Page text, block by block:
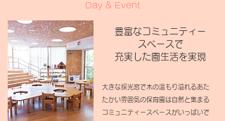
Day & Event
豊富なコミュニティー
スペースで
​充実した園生活を実現
大きな採光窓で木の温もり溢れるあた
たかい雰囲気の保育園は自然と集まる
コミュニティースペースがいっぱいで